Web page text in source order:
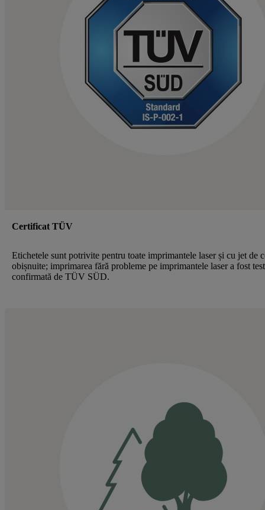
Certificat TÜV
Etichetele sunt potrivite pentru toate imprimantele laser și cu jet de
obișnuite; imprimarea fără probleme pe imprimantele laser a fost
confirmată de TÜV SÜD.